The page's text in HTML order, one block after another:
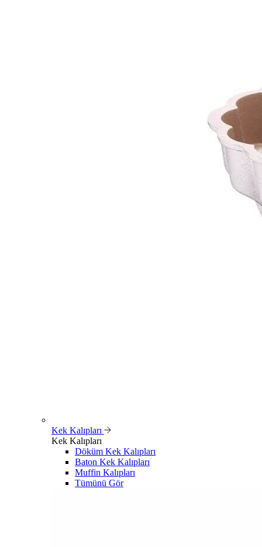
Kek Kalıpları
Kek Kalıpları
Döküm Kek Kalıpları
Baton Kek Kalıpları
Muffin Kalıpları
Tümünü Gör